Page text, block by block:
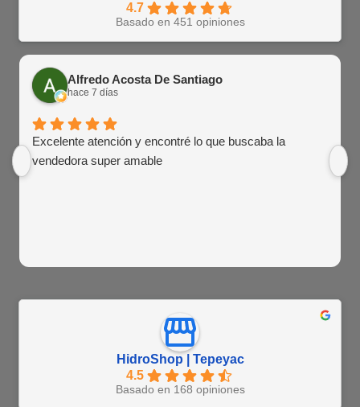
4.7
Basado en 451 opiniones
Alfredo Acosta De Santiago
hace 7 días
Excelente atención y encontré lo que buscaba la
vendedora super amable
HidroShop | Tepeyac
4.5
Basado en 168 opiniones